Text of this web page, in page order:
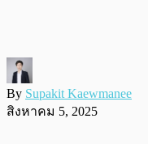
By Supakit Kaewmanee
สิงหาคม 5, 2025